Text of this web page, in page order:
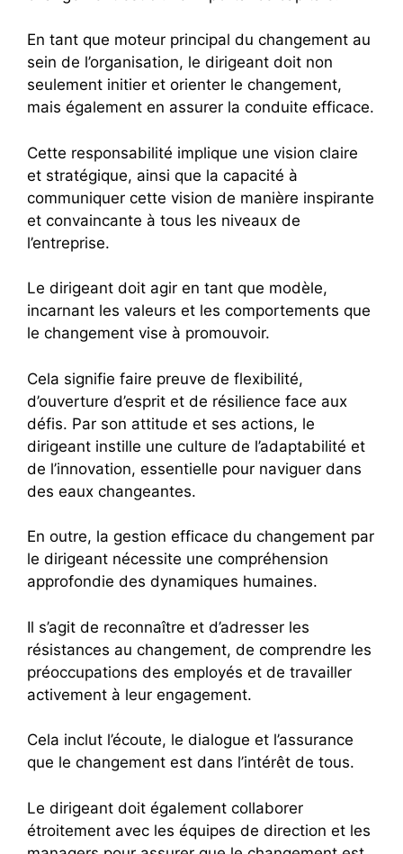
En tant que moteur principal du changement au
sein de l’organisation, le dirigeant doit non
seulement initier et orienter le changement,
mais également en assurer la conduite efficace.
Cette responsabilité implique une vision claire
et stratégique, ainsi que la capacité à
communiquer cette vision de manière inspirante
et convaincante à tous les niveaux de
l’entreprise.
Le dirigeant doit agir en tant que modèle,
incarnant les valeurs et les comportements que
le changement vise à promouvoir.
Cela signifie faire preuve de flexibilité,
d’ouverture d’esprit et de résilience face aux
défis. Par son attitude et ses actions, le
dirigeant instille une culture de l’adaptabilité et
de l’innovation, essentielle pour naviguer dans
des eaux changeantes.
En outre, la gestion efficace du changement par
le dirigeant nécessite une compréhension
approfondie des dynamiques humaines.
Il s’agit de reconnaître et d’adresser les
résistances au changement, de comprendre les
préoccupations des employés et de travailler
activement à leur engagement.
Cela inclut l’écoute, le dialogue et l’assurance
que le changement est dans l’intérêt de tous.
Le dirigeant doit également collaborer
étroitement avec les équipes de direction et les